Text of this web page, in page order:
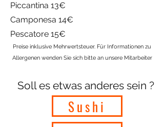
Piccantina 13€
Camponesa 14€
Pescatore 15€
Preise inklusive Mehrwertsteuer. Für Informationen zu
Allergenen wenden Sie sich bitte an unsere Mitarbeiter
Soll es etwas anderes sein ?
Sushi